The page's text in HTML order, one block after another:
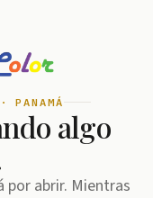
PANAMÁ
algo
por abrir. Mientras